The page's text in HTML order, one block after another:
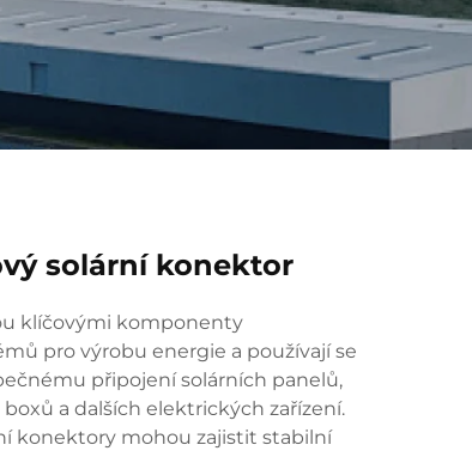
solární konektor
klíčovými komponenty
pro výrobu energie a používají se
připojení solárních panelů,
a dalších elektrických zařízení.
konektory mohou zajistit stabilní